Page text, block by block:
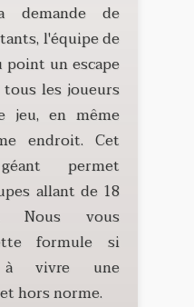
demande de
l'équipe de
point un escape
les joueurs
jeu, en même
endroit. Cet
permet
allant de 18
Nous vous
formule si
à vivre une
hors norme.